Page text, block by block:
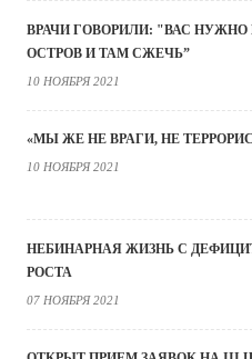
ВРАЧИ ГОВОРИЛИ: "ВАС НУЖНО
ОСТРОВ И ТАМ СЖЕЧЬ”
10 НОЯБРЯ 2021
«МЫ ЖЕ НЕ ВРАГИ, НЕ
10 НОЯБРЯ 2021
НЕБИНАРНАЯ ЖИЗНЬ С
РОСТА
07 НОЯБРЯ 2021